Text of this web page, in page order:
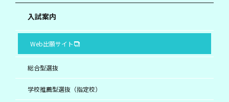
入試案内
Web出願サイト
総合型選抜
学校推薦型選抜（指定校）